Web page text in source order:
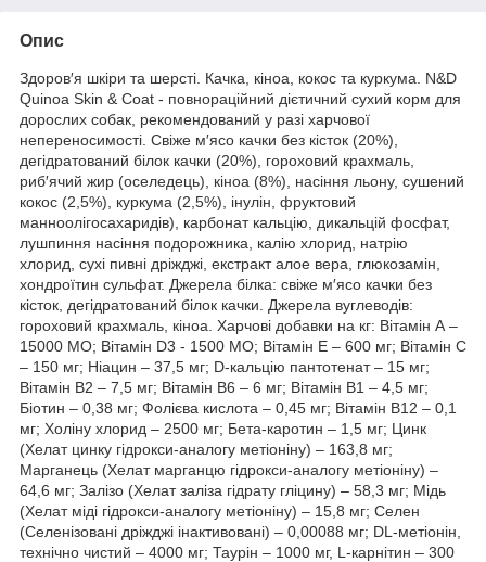
Опис
Здоров′я шкіри та шерсті. Качка, кіноа, кокос та куркума. N&D
Quinoa Skin & Coat - повнораційний дієтичний сухий корм для
дорослих собак, рекомендований у разі харчової
непереносимості. Свіже м′ясо качки без кісток (20%),
дегідратований білок качки (20%), гороховий крахмаль,
риб′ячий жир (оселедець), кіноа (8%), насіння льону, сушений
кокос (2,5%), куркума (2,5%), інулін, фруктовий
манноолігосахаридів), карбонат кальцію, дикальцій фосфат,
лушпиння насіння подорожника, калію хлорид, натрію
хлорид, сухі пивні дріжджі, екстракт алое вера, глюкозамін,
хондроїтин сульфат. Джерела білка: свіже м′ясо качки без
кісток, дегідратований білок качки. Джерела вуглеводів:
гороховий крахмаль, кіноа. Харчові добавки на кг: Вітамін А –
15000 МО; Вітамін D3 - 1500 МО; Вітамін Е – 600 мг; Вітамін С
– 150 мг; Ніацин – 37,5 мг; D-кальцію пантотенат – 15 мг;
Вітамін В2 – 7,5 мг; Вітамін В6 – 6 мг; Вітамін В1 – 4,5 мг;
Біотин – 0,38 мг; Фолієва кислота – 0,45 мг; Вітамін В12 – 0,1
мг; Холіну хлорид – 2500 мг; Бета-каротин – 1,5 мг; Цинк
(Хелат цинку гідрокси-аналогу метіоніну) – 163,8 мг;
Марганець (Хелат марганцю гідрокси-аналогу метіоніну) –
64,6 мг; Залізо (Хелат заліза гідрату гліцину) – 58,3 мг; Мідь
(Хелат міді гідрокси-аналогу метіоніну) – 15,8 мг; Селен
(Селенізовані дріжджі інактивовані) – 0,00088 мг; DL-метіонін,
технічно чистий – 4000 мг; Таурін – 1000 мг, L-карнітин – 300